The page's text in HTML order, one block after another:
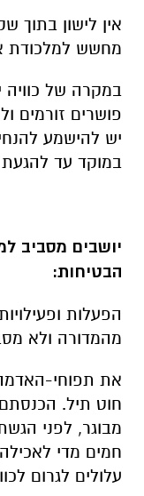
אין לישון בתוך
מחשש למלכודת
במקרה של
יש להישמע
במוקד עד
יושבים מסביב
הבטיחות:
הפעלות
מהמדורה ולא
את תפוחי-
חוט תיל.
מבוגר, לפני
חמים מדי
עלולים לגרום